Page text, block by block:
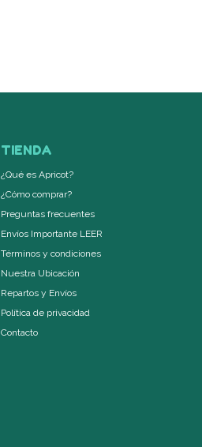
TIENDA
¿Qué es Apricot?
¿Cómo comprar?
Preguntas frecuentes
Envíos Importante LEER
Términos y condiciones
Nuestra Ubicación
Repartos y Envíos
Política de privacidad
Contacto